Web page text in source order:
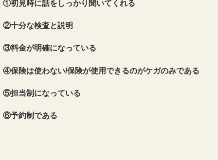
①初見時に話をしっかり聞いてくれる
②十分な検査と説明
③料金が明確になっている
④保険は使わない/保険が使用できるのがケガのみである
⑤担当制になっている
⑥予約制である